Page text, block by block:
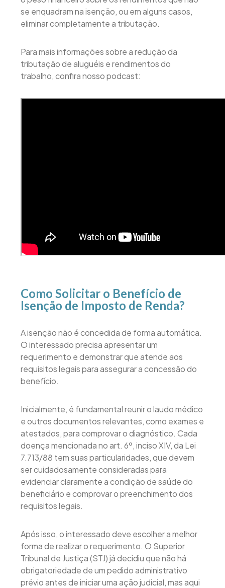
se enquadram na isenção, ou em alguns casos,
eliminar completamente a tributação.
Para mais informações sobre a redução da
tributação de aluguéis e rendimentos do
trabalho, confira nosso podcast:
Como Solicitar o Benefício de
Isenção de Imposto de Renda?
A isenção não é concedida de forma automática.
O interessado precisa apresentar um
requerimento e demonstrar que atende aos
requisitos legais para assegurar a concessão do
benefício.
Inicialmente, é fundamental reunir o laudo médico
e outros documentos relevantes, como exames e
atestados, para comprovar o diagnóstico. Cada
doença mencionada no art. 6º, inciso XIV, da Lei
7.713/88 tem suas particularidades, que devem
ser cuidadosamente consideradas para
evidenciar claramente a condição de saúde do
beneficiário e comprovar o preenchimento dos
requisitos legais.
Após isso, o interessado deve escolher a melhor
forma de realizar o requerimento. O Superior
Tribunal de Justiça (STJ) já decidiu que não há
obrigatoriedade de um pedido administrativo
prévio antes de iniciar uma ação judicial, mas aqui